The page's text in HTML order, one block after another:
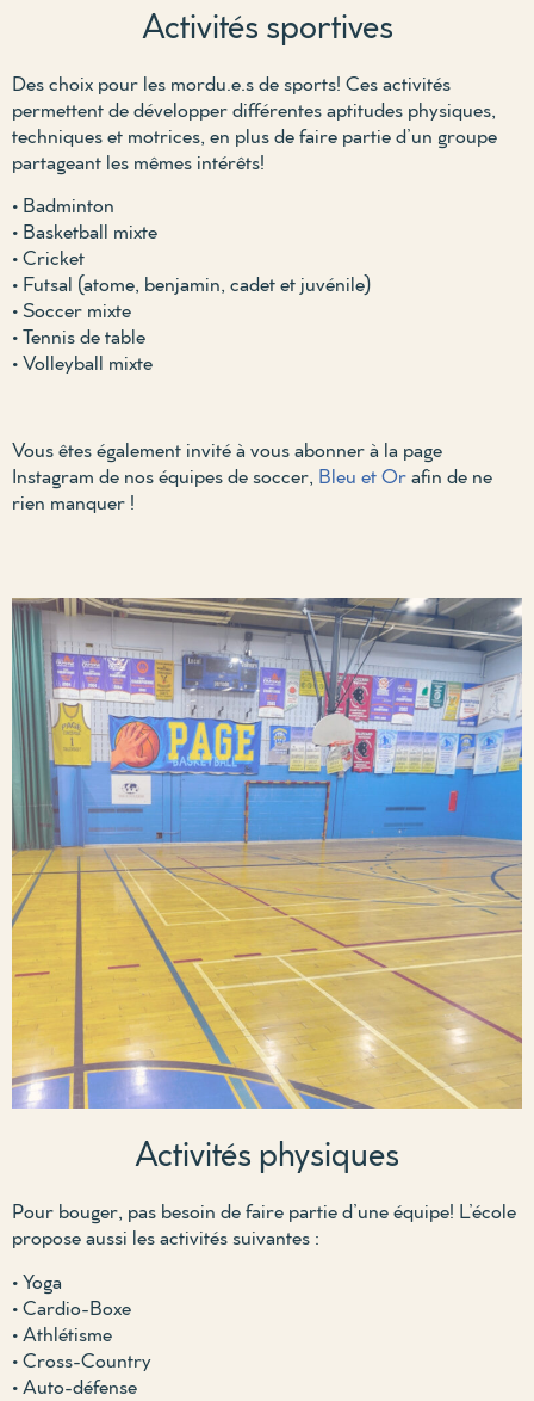
Activités sportives
Des choix pour les mordu.e.s de sports! Ces activités
permettent de développer différentes aptitudes physiques,
techniques et motrices, en plus de faire partie d’un groupe
partageant les mêmes intérêts!
• Badminton
• Basketball mixte
• Cricket
• Futsal (atome, benjamin, cadet et juvénile)
• Soccer mixte
• Tennis de table
• Volleyball mixte
Vous êtes également invité à vous abonner à la page
Instagram de nos équipes de soccer, Bleu et Orafin de ne
rien manquer !
Activités physiques
Pour bouger, pas besoin de faire partie d’une équipe! L’école
propose aussi les activités suivantes :
• Yoga
• Cardio-Boxe
• Athlétisme
• Cross-Country
• Auto-défense